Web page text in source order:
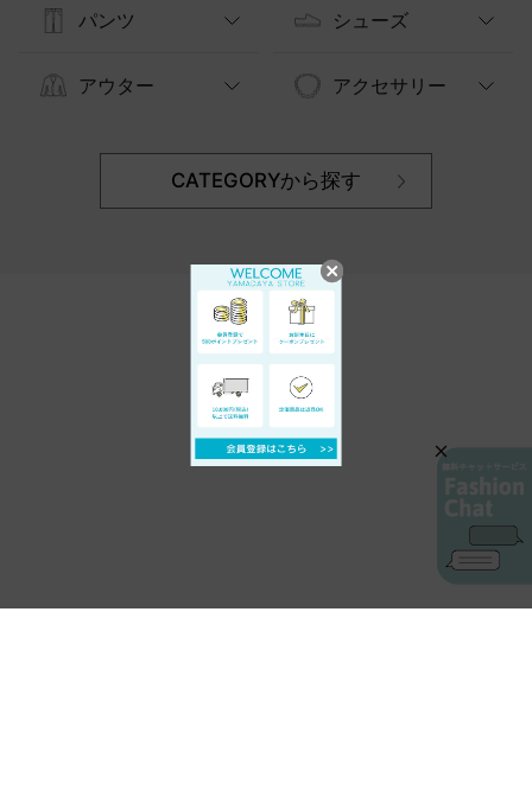
パンツ
アウター
シューズ
アクセサリー
CATEGORYから探す